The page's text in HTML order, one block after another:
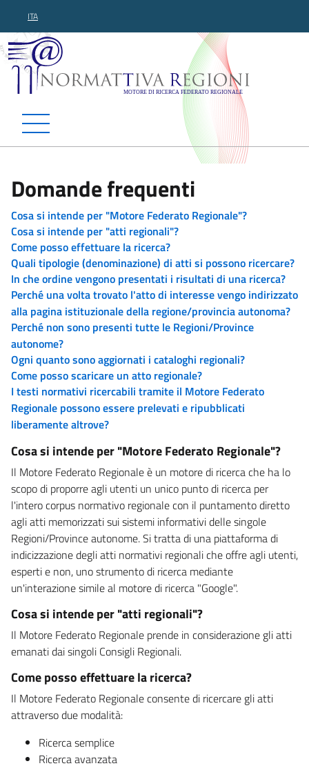
ITA
Normattiva Regioni -
Domande frequenti
Cosa si intende per "Motore Federato Regionale"?
Cosa si intende per "atti regionali"?
Come posso effettuare la ricerca?
Quali tipologie (denominazione) di atti si possono ricercare?
In che ordine vengono presentati i risultati di una ricerca?
Perché una volta trovato l'atto di interesse vengo indirizzato
alla pagina istituzionale della regione/provincia autonoma?
Perché non sono presenti tutte le Regioni/Province
autonome?
Ogni quanto sono aggiornati i cataloghi regionali?
Come posso scaricare un atto regionale?
I testi normativi ricercabili tramite il Motore Federato
Regionale possono essere prelevati e ripubblicati
liberamente altrove?
Cosa si intende per "Motore Federato Regionale"?
Il Motore Federato Regionale è un motore di ricerca che ha lo
scopo di proporre agli utenti un unico punto di ricerca per
l'intero corpus normativo regionale con il puntamento diretto
agli atti memorizzati sui sistemi informativi delle singole
Regioni/Province autonome. Si tratta di una piattaforma di
indicizzazione degli atti normativi regionali che offre agli utenti,
esperti e non, uno strumento di ricerca mediante
un'interazione simile al motore di ricerca "Google".
Cosa si intende per "atti regionali"?
Il Motore Federato Regionale prende in considerazione gli atti
emanati dai singoli Consigli Regionali.
Come posso effettuare la ricerca?
Il Motore Federato Regionale consente di ricercare gli atti
attraverso due modalità:
Ricerca semplice
Ricerca avanzata